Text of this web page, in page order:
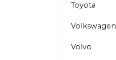
Toyota
Volkswagen
Volvo